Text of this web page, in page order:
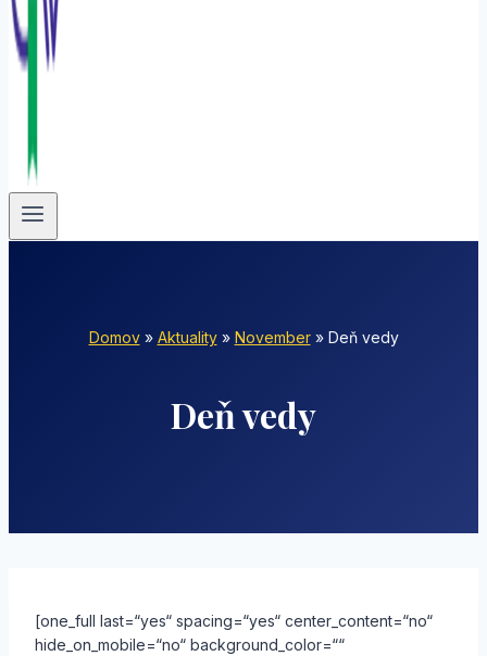
Domov» Aktuality» November» Deň vedy
Deň vedy
[one_full last=“yes“ spacing=“yes“ center_content=“no“
hide_on_mobile=“no“ background_color=““